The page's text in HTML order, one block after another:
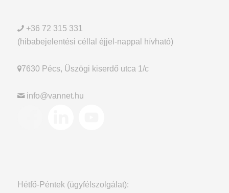
+36 72 315 331
(hibabejelentési céllal éjjel-nappal hívható)
7630 Pécs, Üszögi kiserdő utca 1/c
info@vannet.hu
Hétfő-Péntek (ügyfélszolgálat):